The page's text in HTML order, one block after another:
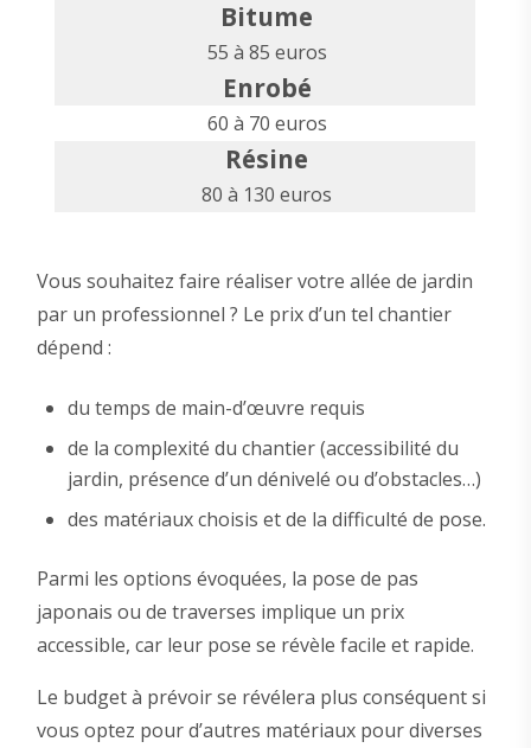
Bitume
55 à 85 euros
Enrobé
60 à 70 euros
Résine
80 à 130 euros
Vous souhaitez faire réaliser votre allée de jardin
par un professionnel ? Le prix d’un tel chantier
dépend :
du temps de main-d’œuvre requis
de la complexité du chantier (accessibilité du
jardin, présence d’un dénivelé ou d’obstacles…)
des matériaux choisis et de la difficulté de pose.
Parmi les options évoquées, la pose de pas
japonais ou de traverses implique un prix
accessible, car leur pose se révèle facile et rapide.
Le budget à prévoir se révélera plus conséquent si
vous optez pour d’autres matériaux pour diverses